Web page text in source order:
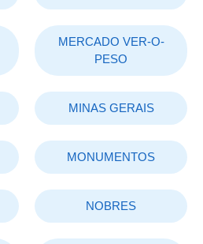
MERCADO VER-O-
PESO
MINAS GERAIS
MONUMENTOS
NOBRES